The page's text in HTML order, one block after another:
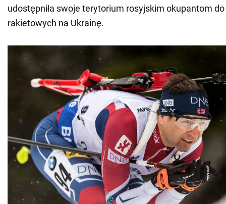
udostępniła swoje terytorium rosyjskim okupantom
rakietowych na Ukrainę.